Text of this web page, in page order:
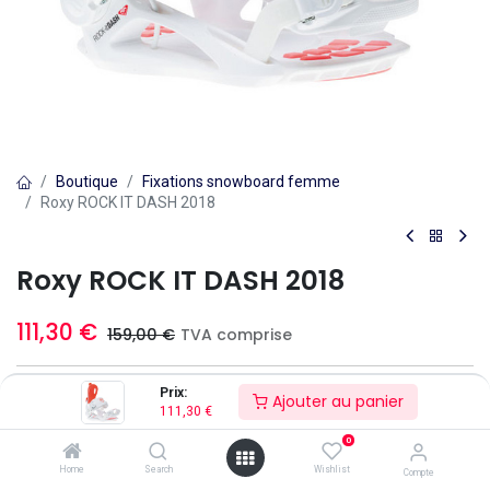
Prix:
111,30 € Ajouter au panier
Home Search
0
Wishlist Compte
Boutique
Fixations snowboard femme
Roxy ROCK IT DASH 2018
Roxy ROCK IT DASH 2018
111,30 € 159,00€ TVA comprise
Taille Double